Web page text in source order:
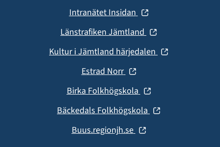
nytt
fönster)
Intranätet Insidan (öppnas
nytt
fönster)
Länstrafiken Jämtland (öppnas
nytt
Kultur i Jämtland härjedalen (öppnas
Estrad Norr (öppnas
nytt
fönster)
Birka Folkhögskola (öppnas
nytt
fönster)
Bäckedals Folkhögskola (öppnas
Buus.regionjh.se (öppnas